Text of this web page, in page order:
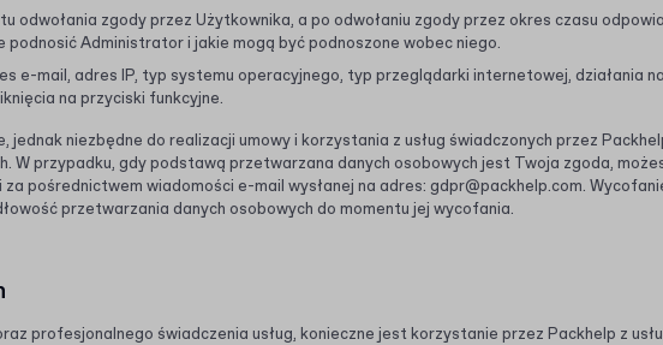
odwołania zgody przez Użytkownika, a po odwołaniu zgody przez okres czasu
podnosić Administrator i jakie mogą być podnoszone wobec niego.
e-mail, adres IP, typ systemu operacyjnego, typ przeglądarki internetowej, działania
na przyciski funkcyjne.
niezbędne do realizacji umowy i korzystania z usług świadczonych przez
W przypadku, gdy podstawą przetwarzana danych osobowych jest Twoja zgoda,
pośrednictwem wiadomości e-mail wysłanej na adres: gdpr@packhelp.com.
przetwarzania danych osobowych do momentu jej wycofania.
profesjonalnego świadczenia usług, konieczne jest korzystanie przez Packhelp z